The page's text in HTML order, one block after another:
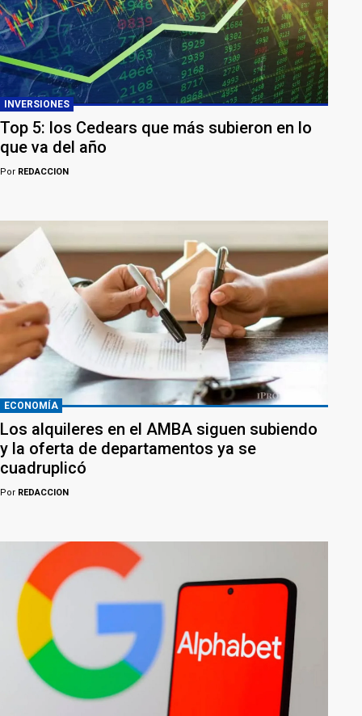
INVERSIONES
Top 5: los Cedears que más subieron en lo
que va del año
Por REDACCION
ECONOMÍA
Los alquileres en el AMBA siguen subiendo
y la oferta de departamentos ya se
cuadruplicó
Por REDACCION